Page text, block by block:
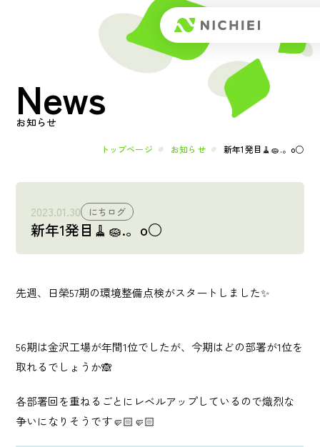
トップページ
About
メッセージ
会社概要
事業内容
砂利採取販売業
建造物総合解体業
News
お知らせ
トップページ お知らせ 新年1発目🧹🧽.。o○
2023.01.30 にちログ
新年1発目🧹🧽.。o○
先週、日榮57期の環境整備点検がスタートしました✨
56期は金沢工場が年間1位でしたが、今期はどの部署が1位を
取れるでしょうか🙈
各部署回を重ねるごとにレベルアップしているので熾烈な
争いになりそうです🤛🏻🤛🏻